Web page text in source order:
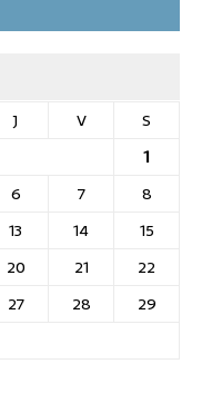
J V
S
1
6 7
8
13 14
15
20 21
22
27 28
29